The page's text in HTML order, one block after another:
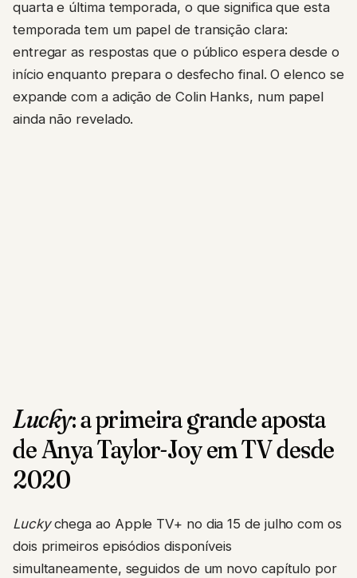
quarta e última temporada, o que significa que esta
temporada tem um papel de transição clara:
entregar as respostas que o público espera desde o
início enquanto prepara o desfecho final. O elenco se
expande com a adição de Colin Hanks, num papel
ainda não revelado.
Lucky: a primeira grande aposta
de Anya Taylor-Joy em TV desde
2020
Luckychega ao Apple TV+ no dia 15 de julho com os
dois primeiros episódios disponíveis
simultaneamente, seguidos de um novo capítulo por